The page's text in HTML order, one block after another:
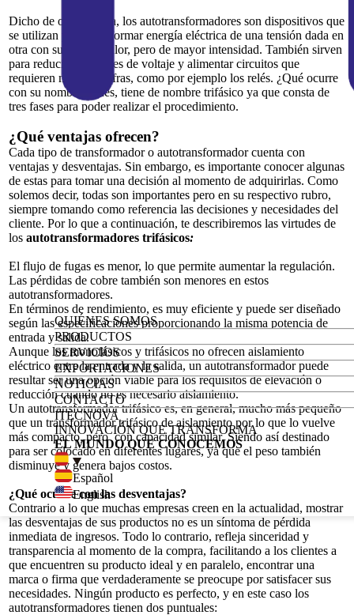
QUIÉNES SOMOS
PRODUCTOS
SERVICIOS
EXPORTACIONES
NOTICIAS
CONTACTO
ITECNOVA
INNOVACIÓN QUE TRANSFORMA
EL MUNDO QUE CONOCEMOS
Español
English
Dicho de otra manera, los autotransformadores son dispositivos que
se utilizan para transformar energía eléctrica de una tensión dada en
otra con su mismo valor, pero de mayor intensidad. También sirven
para reducir los niveles de voltaje y alimentar circuitos que
requieren menores cifras, como por ejemplo los relés. ¿Qué ocurre
con su nombre? Pues, tiene de nombre trifásico ya que consta de
tres fases para poder realizar el procedimiento.
¿Qué ventajas ofrecen?
Cada tipo de transformador o autotransformador cuenta con
ventajas y desventajas. Sin embargo, es importante conocer algunas
de estas para tomar una decisión al momento de adquirirlas. Como
solemos decir, todas son importantes pero en su respectivo rubro,
siempre tomando como referencia las decisiones y necesidades del
cliente. Por lo que a continuación, te describiremos las virtudes de
losautotransformadores trifásicos:
El flujo de fugas es menor, lo que permite aumentar la regulación.
Las pérdidas de cobre también son menores en estos
autotransformadores.
En términos de rendimiento, es muy eficiente y puede ser diseñado
según las especificaciones proporcionando la misma potencia de
entrada y salida.
Aunque los monofásicos y trifásicos no ofrecen aislamiento
eléctrico entre la entrada y la salida, un autotransformador puede
resultar ser una opción viable para los requisitos de elevación o
reducción cuando no es necesario aislamiento.
Un autotransformador trifásico es, en general, mucho más pequeño
que un transformador trifásico de aislamiento por lo que lo vuelve
más compacto, pero con capacidad similar. Siendo así destinado
para ser colocado en diferentes lugares, ya que el peso también
disminuye y genera bajos costos.
¿Qué ocurre con las desventajas?
Contrario a lo que muchas empresas creen en la actualidad, mostrar
las desventajas de sus productos no es un síntoma de pérdida
inmediata de ingresos. Todo lo contrario, refleja sinceridad y
transparencia al momento de la compra, facilitando a los clientes a
que encuentren su producto ideal y en paralelo, encontrar una
marca o firma que verdaderamente se preocupe por satisfacer sus
necesidades. Ningún producto es perfecto, y en este caso los
autotransformadores tienen dos puntuales: